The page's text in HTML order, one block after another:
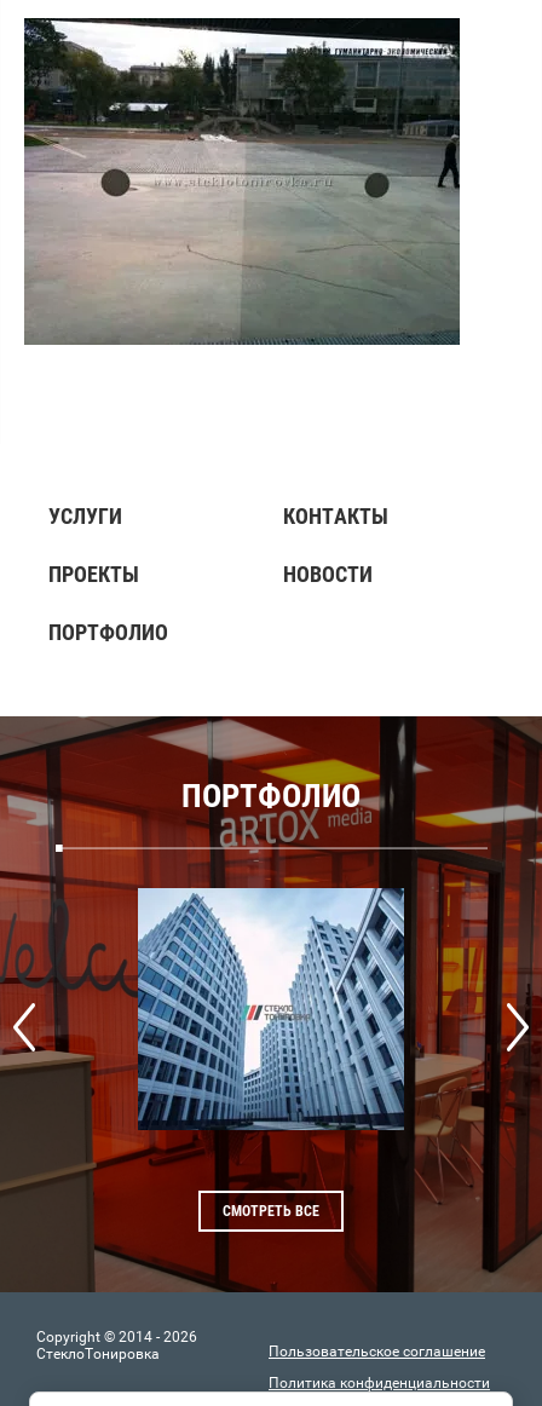
УСЛУГИ
ПРОЕКТЫ
ПОРТФОЛИО
КОНТАКТЫ
НОВОСТИ
ПОРТФОЛИО
СМОТРЕТЬ ВСЕ
Copyright © 2014 - 2026
СтеклоТонировка
Пользовательское соглашение
Политика конфиденциальности